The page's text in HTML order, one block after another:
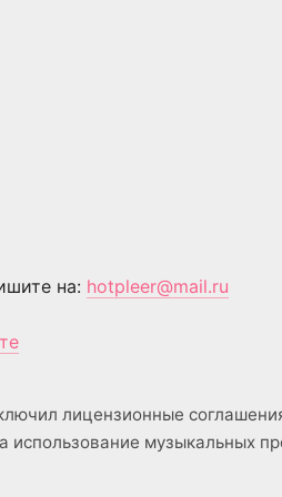
на: hotpleer@mail.ru
лицензионные
использование музыкальных